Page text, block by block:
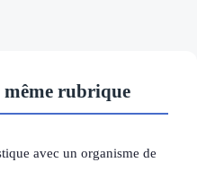
rubrique
avec un organisme de